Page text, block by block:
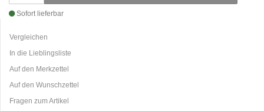
Sofort lieferbar
Vergleichen
In die Lieblingsliste
Auf den Merkzettel
Auf den Wunschzettel
Fragen zum Artikel